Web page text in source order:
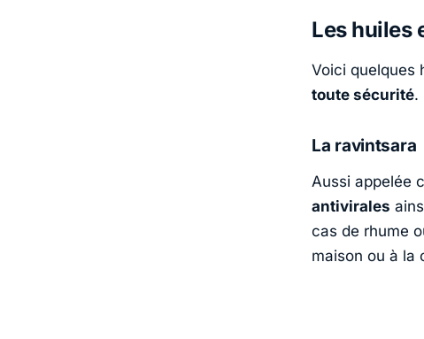
Les huiles
Voici quelques
toute sécurité.
La ravintsara
Aussi appelée
antivirales
cas de rhume
maison ou à